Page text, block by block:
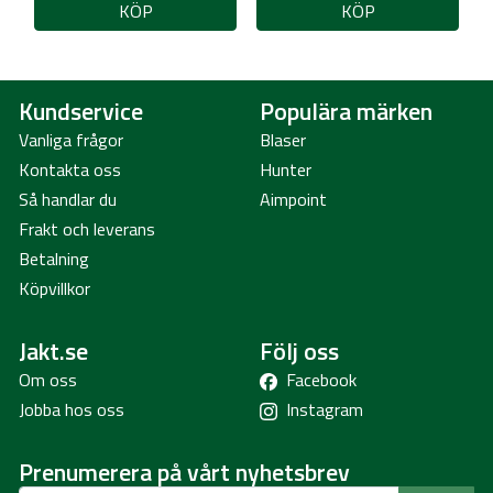
KÖP KÖP
Kundservice
Vanliga frågor
Kontakta oss
Så handlar du
Frakt och leverans
Betalning
Köpvillkor
Populära märken
Blaser
Hunter
Aimpoint
Jakt.se
Om oss
Jobba hos oss
Följ oss
Facebook
Instagram
Prenumerera på vårt nyhetsbrev